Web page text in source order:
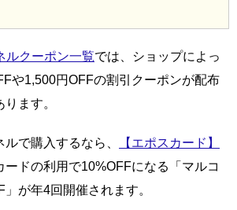
ルクーポン一覧では、ショップによっ
や1,500円OFFの割引クーポンが配布
ます。
で購入するなら、
【エポスカード】
ードの利用で10%OFFになる「マルコ
が年4回開催されます。